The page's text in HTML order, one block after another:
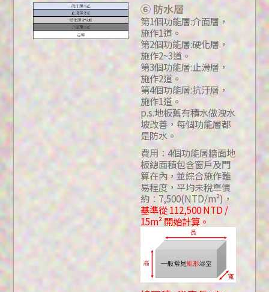
⑥ 防水層
第1個功能層:介面層，
施作1道。
第2個功能層:硬化層，
施作2~3道。
第3個功能層:止滑層，
施作2道。
第4個功能層:抗汙層，
施作1道。
p.s.地板舊有積水做洩水
坡改善，每個功能層都
是防水。
費用：4個功能層牆面地
板總面積包含窗戶及門
算在內，並綜合施作難
易程度，平均未稅單價
約：7,500(NTD/m²)，
基準從 112,500 NTD /
15m² 開始計算。